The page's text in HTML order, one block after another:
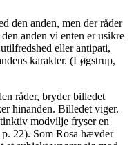
den anden, men der råder
anden vi enten er usikre
eller antipati,
karakter. (Løgstrup,
råder, bryder billedet
hinanden. Billedet viger.
modvilje fryser en
22). Som Rosa hævder